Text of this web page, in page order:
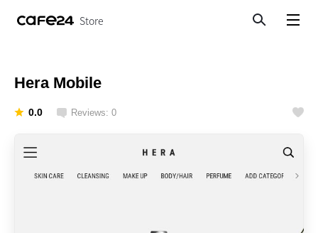
Store
Hera Mobile
0.0 Reviews: 0